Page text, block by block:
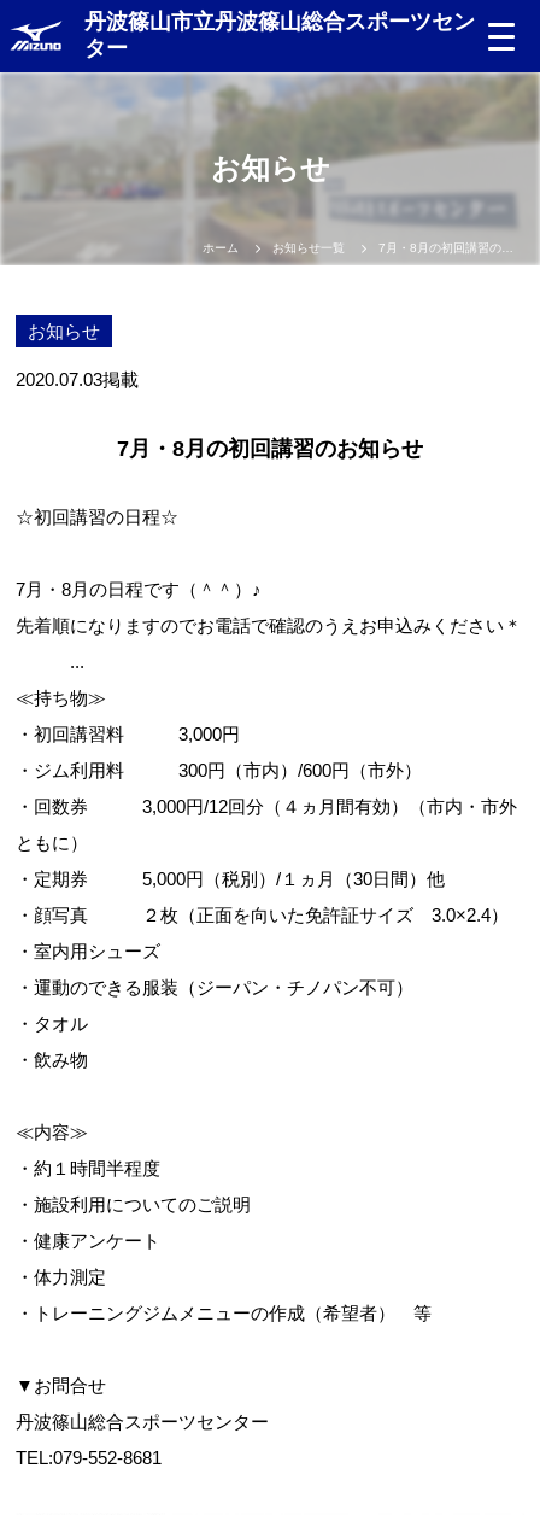
丹波篠山市立丹波篠山総合スポーツセン
ター
お問合せフォーム
スポーツ教室体験
お知らせ
ホーム お知らせ一覧 7月・8月の初回講習のお知らせ
お知らせ
2020.07.03掲載
7月・8月の初回講習のお知らせ
☆初回講習の日程☆
7月・8月の日程です（＾＾）♪
先着順になりますのでお電話で確認のうえお申込みください＊
...
≪持ち物≫
・初回講習料 3,000円
・ジム利用料 300円（市内）/600円（市外）
・回数券 3,000円/12回分（４ヵ月間有効）（市内・市外
ともに）
・定期券 5,000円（税別）/１ヵ月（30日間）他
・顔写真 ２枚（正面を向いた免許証サイズ 3.0×2.4）
・室内用シューズ
・運動のできる服装（ジーパン・チノパン不可）
・タオル
・飲み物
≪内容≫
・約１時間半程度
・施設利用についてのご説明
・健康アンケート
・体力測定
・トレーニングジムメニューの作成（希望者） 等
▼お問合せ
丹波篠山総合スポーツセンター
TEL:079-552-8681